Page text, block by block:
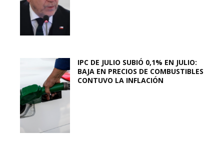
IPC DE JULIO SUBIÓ 0,1% EN JULIO:
BAJA EN PRECIOS DE COMBUSTIBLES
CONTUVO LA INFLACIÓN